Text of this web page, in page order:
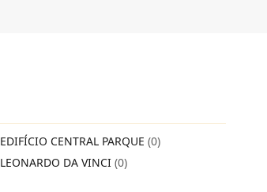
EDIFÍCIO CENTRAL PARQUE (0)
LEONARDO DA VINCI (0)